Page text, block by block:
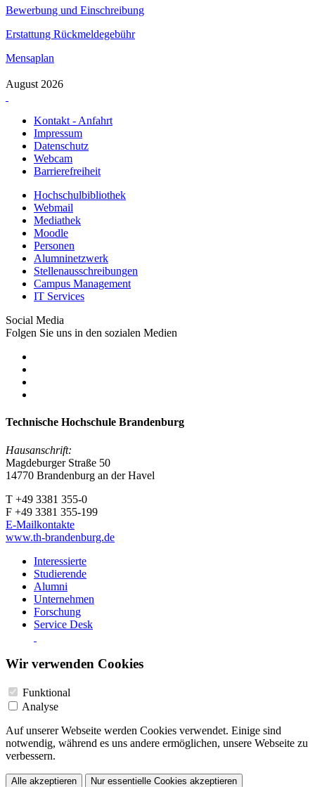
Bewerbung und Einschreibung
Erstattung Rückmeldegebühr
Mensaplan
August 2026
Kontakt - Anfahrt
Impressum
Datenschutz
Webcam
Barrierefreiheit
Hochschulbibliothek
Webmail
Mediathek
Moodle
Personen
Alumninetzwerk
Stellenausschreibungen
Campus Management
IT Services
Social Media
Folgen Sie uns in den sozialen Medien
Technische Hochschule Brandenburg
Hausanschrift:
Magdeburger Straße 50
14770 Brandenburg an der Havel
T +49 3381 355-0
F +49 3381 355-199
E-Mailkontakte
www.th-brandenburg.de
Interessierte
Studierende
Alumni
Unternehmen
Forschung
Service Desk
Wir verwenden Cookies
Funktional
Analyse
Auf unserer Webseite werden Cookies verwendet. Einige sind
notwendig, während es uns andere ermöglichen, unsere Webseite zu
verbessern.
Alle akzeptieren Nur essentielle Cookies akzeptieren